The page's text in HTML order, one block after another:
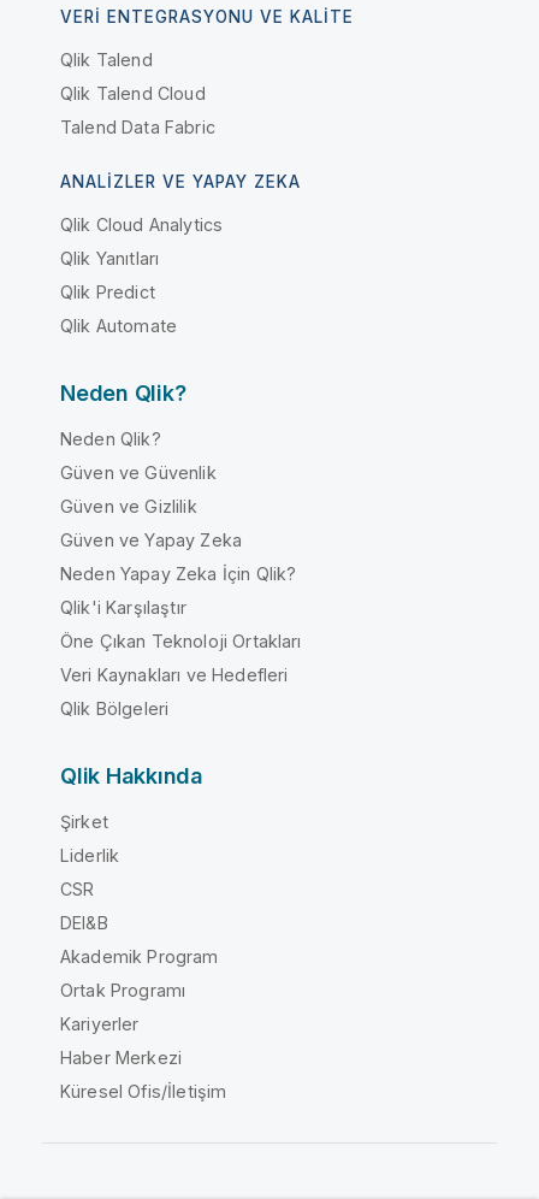
VERI ENTEGRASYONU VE KALITE
Qlik Talend
Qlik Talend Cloud
Talend Data Fabric
ANALIZLER VE YAPAY ZEKA
Qlik Cloud Analytics
Qlik Yanıtları
Qlik Predict
Qlik Automate
Neden Qlik?
Neden Qlik?
Güven ve Güvenlik
Güven ve Gizlilik
Güven ve Yapay Zeka
Neden Yapay Zeka İçin Qlik?
Qlik'i Karşılaştır
Öne Çıkan Teknoloji Ortakları
Veri Kaynakları ve Hedefleri
Qlik Bölgeleri
Qlik Hakkında
Şirket
Liderlik
CSR
DEI&B
Akademik Program
Ortak Programı
Kariyerler
Haber Merkezi
Küresel Ofis/İletişim